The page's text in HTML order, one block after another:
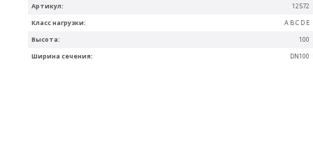
Артикул: 12572
Ширина сечения: DN100
Высота: 100
Класс нагрузки: A B C D E